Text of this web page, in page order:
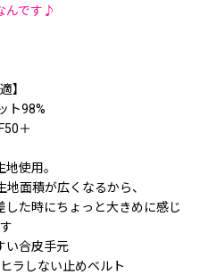
んです♪
】
ト98%
＋
地使用。
地面積が広くなるから、
した時にちょっと大きめに感じ
い合皮手元
ラしない止めベルト